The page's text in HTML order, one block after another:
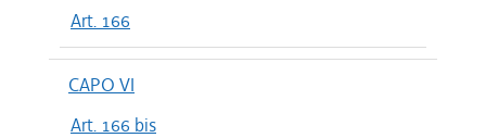
Art. 166
CAPO VI
Art. 166 bis